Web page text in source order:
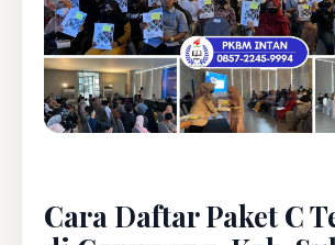
Cara Daftar Paket C